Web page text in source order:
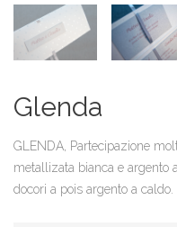
Glenda
GLENDA, Partecipazione
metallizata bianca e argento
docori a pois argento a caldo.